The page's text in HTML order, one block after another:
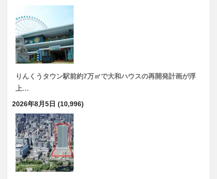
りんくうタウン駅前約7万㎡で大和ハウスの再開発計画が浮
上…
2026年8月5日 (10,996)